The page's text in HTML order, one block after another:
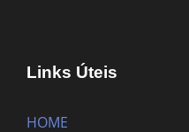
Links Úteis
HOME